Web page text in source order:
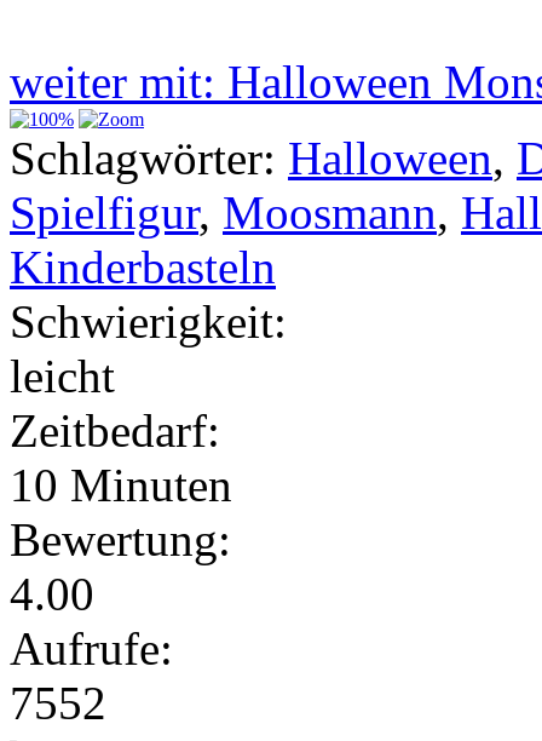
weiter mit: Halloween
Schlagwörter: Halloween,
Spielfigur, Moosmann,
Kinderbasteln
Schwierigkeit:
leicht
Zeitbedarf:
10 Minuten
Bewertung:
4.00
Aufrufe:
7552